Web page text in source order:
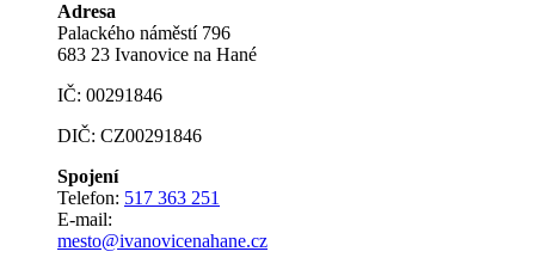
Adresa
Palackého náměstí 796
683 23 Ivanovice na Hané
IČ: 00291846
DIČ: CZ00291846
Spojení
Telefon: 517 363 251
E-mail:
mesto@ivanovicenahane.cz